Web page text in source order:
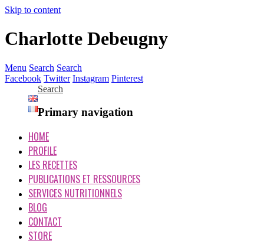
Skip to content
Charlotte Debeugny
Menu Search Search
Facebook Twitter Instagram Pinterest
Search
Primary navigation
HOME
PROFILE
LES RECETTES
PUBLICATIONS ET RESSOURCES
SERVICES NUTRITIONNELS
BLOG
CONTACT
STORE